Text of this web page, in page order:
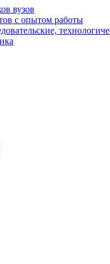
вузов
с опытом работы